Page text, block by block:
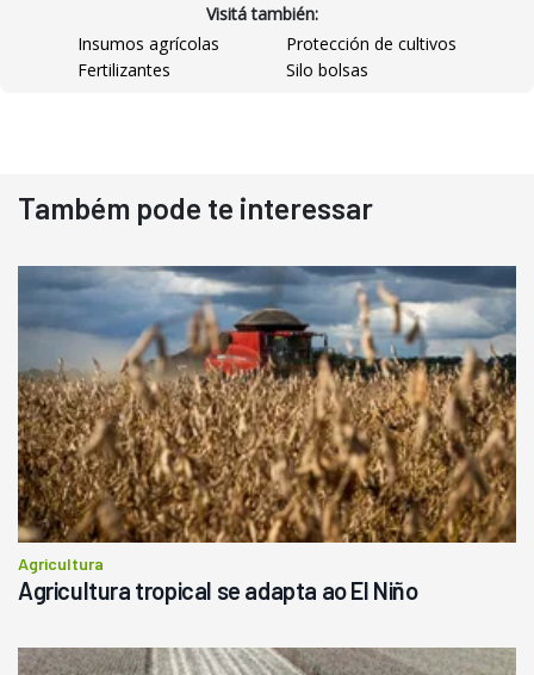
Pá Carregadeira Cat 966
Ano 1987
R$ 145.000
Consultar
Visitá también:
Insumos agrícolas
Protección de cultivos
Fertilizantes
Silo bolsas
Também pode te interessar
Agricultura
Agricultura tropical se adapta ao El Niño